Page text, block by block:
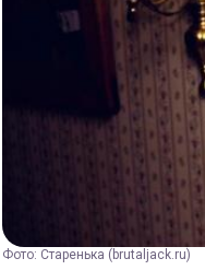
Фото: Старенька (brutaljack.ru)